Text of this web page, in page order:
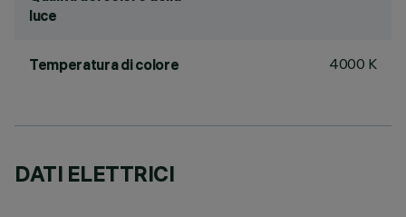
luce
Temperatura di colore 4000 K
DATI ELETTRICI